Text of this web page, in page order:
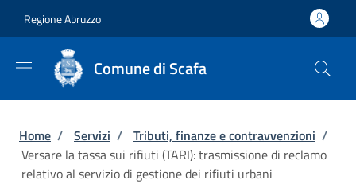
Regione Abruzzo
Comune di Scafa
Briciole di pane
Home / Servizi / Tributi, finanze e contravvenzioni /
Versare la tassa sui rifiuti (TARI): trasmissione di reclamo
relativo al servizio di gestione dei rifiuti urbani